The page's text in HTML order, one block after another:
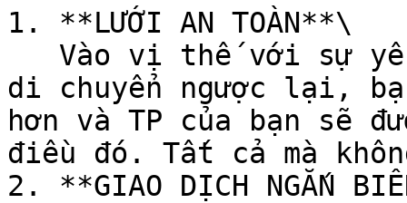
1. **LƯỚI AN TOÀN**\
di chuyển ngược lại,
hơn và TP của bạn sẽ
điều đó. Tất cả mà
2. **GIAO DỊCH NGẮN